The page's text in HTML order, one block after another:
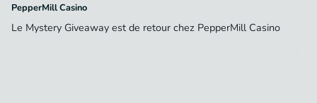
PepperMill Casino
Le Mystery Giveaway est de retour chez PepperMill Casino